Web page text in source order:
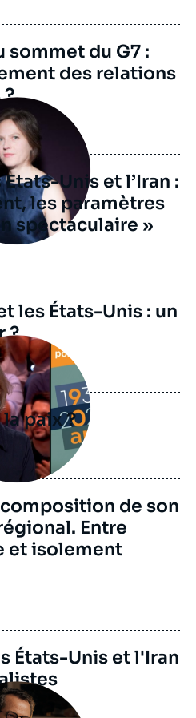
sommet du G7 :
des relations
Unis et l’Iran :
les paramètres
spectaculaire »
les États-Unis : un
?
paix ?
de son
Entre
et isolement
États-Unis et l'Iran